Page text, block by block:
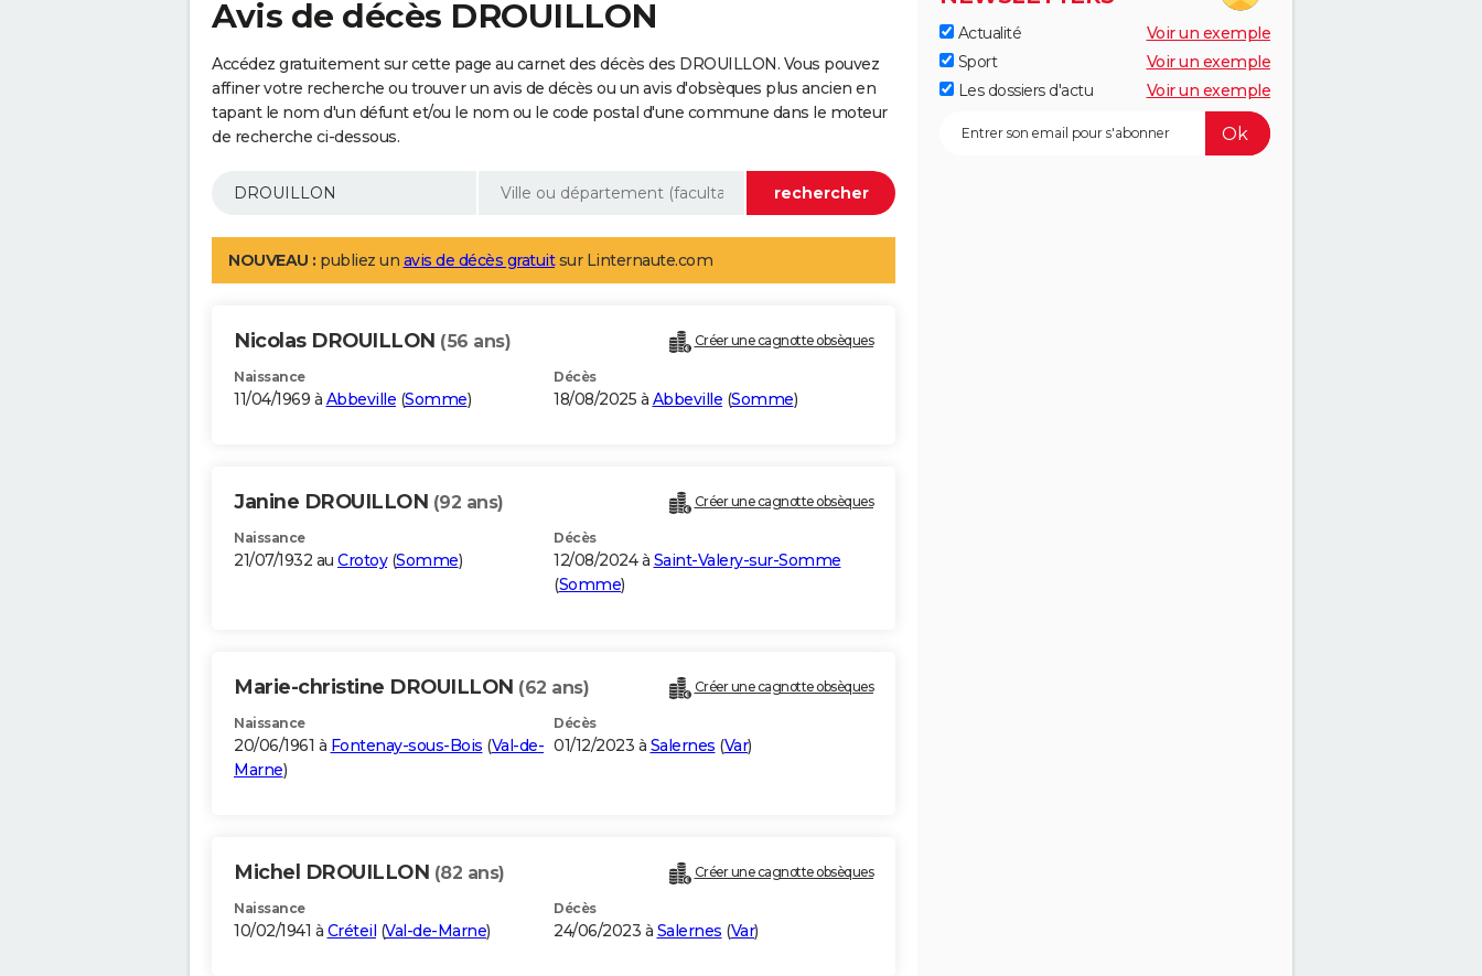
Avis de décès DROUILLON
Accédez gratuitement sur cette page au carnet des décès des DROUILLON. Vous pouvez
affiner votre recherche ou trouver un avis de décès ou un avis d'obsèques plus ancien en
tapant le nom d'un défunt et/ou le nom ou le code postal d'une commune dans le moteur
de recherche ci-dessous.
NOUVEAU : publiez un avis de décès gratuitsur Linternaute.com
Nicolas DROUILLON (56 ans) Créer une cagnotte obsèques
Naissance
11/04/1969 à Abbeville (Somme)
Décès
18/08/2025 à Abbeville (Somme)
Janine DROUILLON (92 ans) Créer une cagnotte obsèques
Naissance
21/07/1932 au Crotoy(Somme)
Décès
12/08/2024 à Saint-Valery-sur-Somme
(Somme)
Marie-christine DROUILLON (62 ans) Créer une cagnotte obsèques
Naissance
20/06/1961 à Fontenay-sous-Bois (Val-de-
Marne)
Décès
01/12/2023 à Salernes (Var)
Michel DROUILLON (82 ans) Créer une cagnotte obsèques
Naissance
10/02/1941 à Créteil (Val-de-Marne)
Décès
24/06/2023 à Salernes (Var)
Actualité
Voir un exemple
Sport
Voir un exemple
Les dossiers d'actu
Voir un exemple